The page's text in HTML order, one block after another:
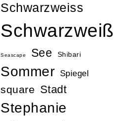
Schwarzweiss
Schwarzweiß
Seascape See Shibari
Sommer Spiegel
square Stadt
Stephanie